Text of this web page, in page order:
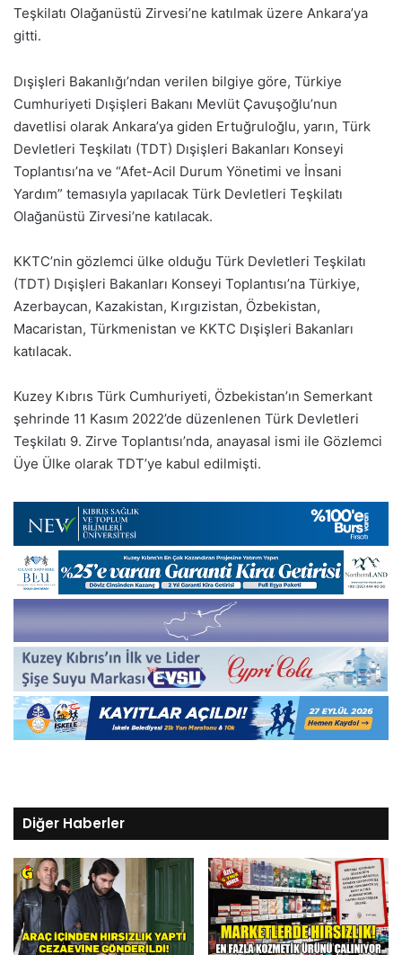
Teşkilatı Olağanüstü Zirvesi’ne katılmak üzere Ankara’ya
gitti.
Dışişleri Bakanlığı’ndan verilen bilgiye göre, Türkiye
Cumhuriyeti Dışişleri Bakanı Mevlüt Çavuşoğlu’nun
davetlisi olarak Ankara’ya giden Ertuğruloğlu, yarın, Türk
Devletleri Teşkilatı (TDT) Dışişleri Bakanları Konseyi
Toplantısı’na ve “Afet-Acil Durum Yönetimi ve İnsani
Yardım” temasıyla yapılacak Türk Devletleri Teşkilatı
Olağanüstü Zirvesi’ne katılacak.
KKTC’nin gözlemci ülke olduğu Türk Devletleri Teşkilatı
(TDT) Dışişleri Bakanları Konseyi Toplantısı’na Türkiye,
Azerbaycan, Kazakistan, Kırgızistan, Özbekistan,
Macaristan, Türkmenistan ve KKTC Dışişleri Bakanları
katılacak.
Kuzey Kıbrıs Türk Cumhuriyeti, Özbekistan’ın Semerkant
şehrinde 11 Kasım 2022’de düzenlenen Türk Devletleri
Teşkilatı 9. Zirve Toplantısı’nda, anayasal ismi ile Gözlemci
Üye Ülke olarak TDT’ye kabul edilmişti.
Diğer Haberler